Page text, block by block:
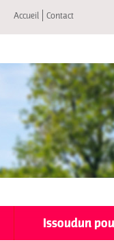
Accueil Contact
Issoudun